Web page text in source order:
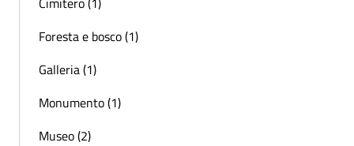
Foresta e bosco (1)
Galleria (1)
Monumento (1)
Museo (2)